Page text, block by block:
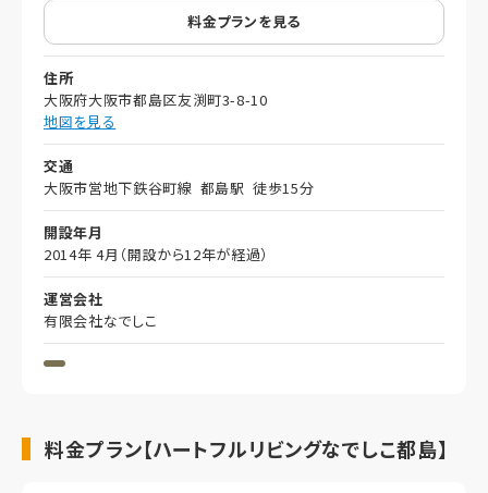
料金プランを見る
住所
大阪府大阪市都島区友渕町3-8-10
地図を見る
交通
大阪市営地下鉄谷町線 都島駅 徒歩15分
開設年月
2014年 4月（開設から12年が経過）
運営会社
有限会社なでしこ
料金プラン【ハートフルリビングなでしこ都島】